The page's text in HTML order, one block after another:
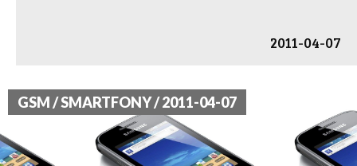
2011-04-07
GSM / SMARTFONY / 2011-04-07